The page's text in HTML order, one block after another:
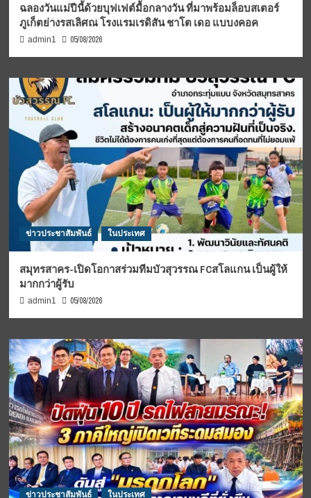
ฉลองวันแม่ปีนี้ด้วยบุฟเฟต์มื้อกลางวัน ที่มาพร้อมล็อบสเตอร์
ภูเก็ตย่างรสเลิศณ โรงแรมเรดิสัน ชาโต เดอ แบบงคอค
admin1 05/08/2026
ข่าวประชาสัมพันธ์ ในประเทศ
สมุทรสาคร-เปิดโอกาสร่วมทีมบัวสุวรรณ FCสโลแกน เป็นผู้ให้
มากกว่าผู้รับ
admin1 05/08/2026
ข่าวประชาสัมพันธ์ ในประเทศ